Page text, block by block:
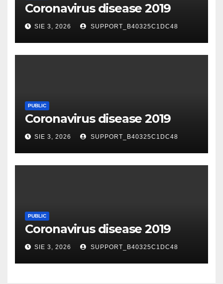
Coronavirus disease 2019
SIE 3, 2026 SUPPORT_B40325C1DC48
PUBLIC
Coronavirus disease 2019
SIE 3, 2026 SUPPORT_B40325C1DC48
PUBLIC
Coronavirus disease 2019
SIE 3, 2026 SUPPORT_B40325C1DC48